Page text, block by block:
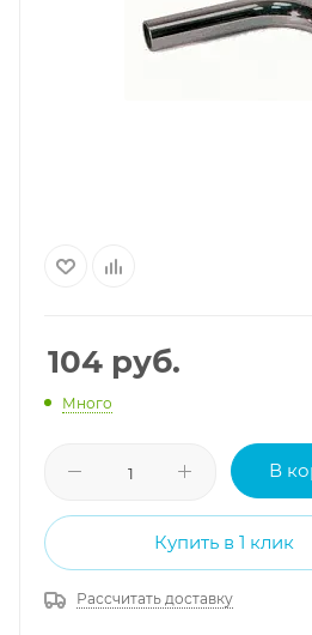
104 руб.
Много
В
Купить в 1 клик
Рассчитать доставку